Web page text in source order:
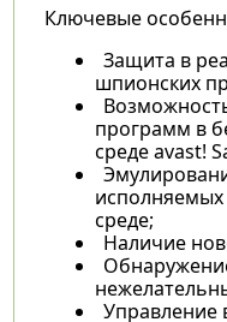
Ключевые
Защита в
шпионских
программ в
среде avast!
среде;
Наличие